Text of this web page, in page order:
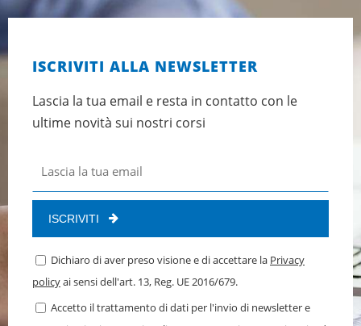
ISCRIVITI ALLA NEWSLETTER
Lascia la tua email e resta in contatto con le
ultime novità sui nostri corsi
ISCRIVITI
Dichiaro di aver preso visione e di accettare la Privacy
policyai sensi dell'art. 13, Reg. UE 2016/679.
Accetto il trattamento di dati per l'invio di newsletter e